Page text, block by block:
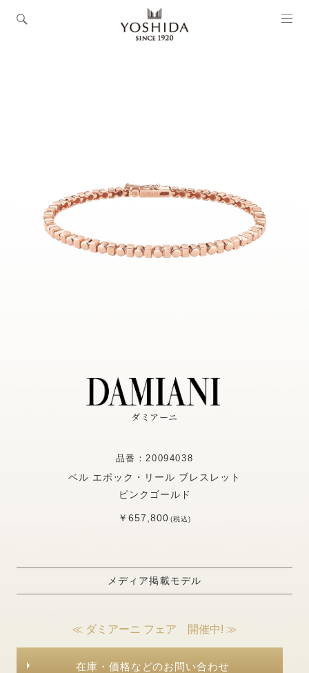
ダミアーニ
品番：20094038
ベル エポック・リール ブレスレット
ピンクゴールド
￥657,800(税込)
メディア掲載モデル
≪ ダミアーニ フェア 開催中! ≫
在庫・価格などのお問い合わせ